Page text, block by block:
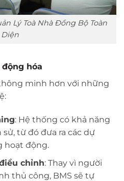
Lý Toà Nhà Đồng Bộ Toàn
Diện
hóa
minh hơn với những
: Hệ thống có khả năng
từ đó đưa ra các dự
hoạt động.
chỉnh: Thay vì người
thủ công, BMS sẽ tự